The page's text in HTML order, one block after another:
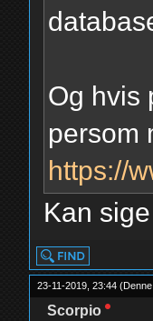
Og hvis
persom
https://
Kan
23-11-2019, 23:44
Scorpio